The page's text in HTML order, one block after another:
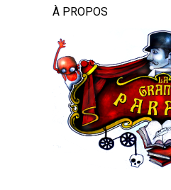
À PROPOS